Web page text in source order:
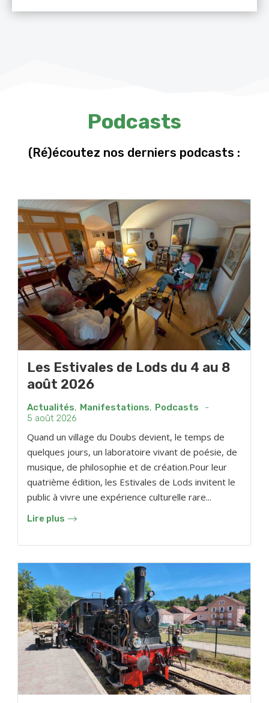
Podcasts
(Ré)écoutez nos derniers podcasts :
Les Estivales de Lods du 4 au 8
août 2026
Actualités, Manifestations, Podcasts
-
5 août 2026
Quand un village du Doubs devient, le temps de
quelques jours, un laboratoire vivant de poésie, de
musique, de philosophie et de création.Pour leur
quatrième édition, les Estivales de Lods invitent le
public à vivre une expérience culturelle rare...
Lire plus